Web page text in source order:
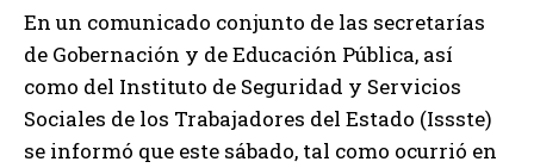
En un comunicado conjunto de las secretarías
de Gobernación y de Educación Pública, así
como del Instituto de Seguridad y Servicios
Sociales de los Trabajadores del Estado (Issste)
se informó que este sábado, tal como ocurrió en